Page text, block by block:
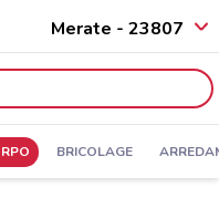
Merate - 23807
BRICOLAGE